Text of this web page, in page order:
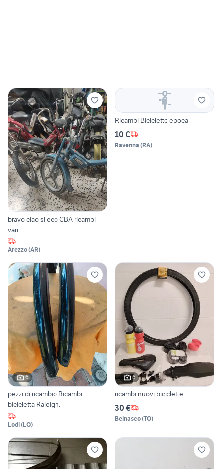
bravo ciao si eco CBA ricambi
vari
Arezzo(AR)
Ricambi Biciclette epoca
10 €
Ravenna (RA)
6
pezzi di ricambio Ricambi
bicicletta Raleigh.
Lodi(LO)
6
ricambi nuovi biciclette
30 €
Beinasco(TO)